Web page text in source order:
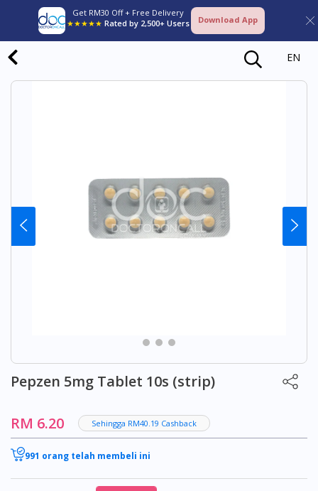
Get RM30 Off + Free Delivery
★★★★★ Rated by 2,500+ Users Download App
EN
Pepzen 5mg Tablet 10s (strip)
RM 6.20 Sehingga RM40.19 Cashback
991 orang telah membeli ini